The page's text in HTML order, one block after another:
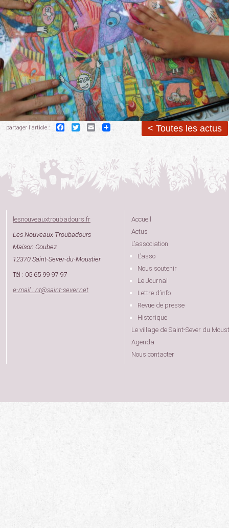
partager l'article : Facebook
TwitterEmail < Toutes les actus
lesnouveauxtroubadours.fr
Les Nouveaux Troubadours
Maison Coubez
12370 Saint-Sever-du-Moustier
Tél : 05 65 99 97 97
e-mail : nt@saint-sever.net
Accueil
Actus
L’association
L’asso
Nous soutenir
Le Journal
Lettre d’info
Revue de presse
Historique
Le village de Saint-Sever du
Agenda
Nous contacter